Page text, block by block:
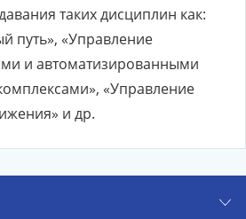
таких дисциплин как:
путь», «Управление
и автоматизированными
«Управление
и др.